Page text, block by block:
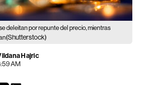
deleitan por repunte del precio, mientras
(Shutterstock)
Hajric
AM